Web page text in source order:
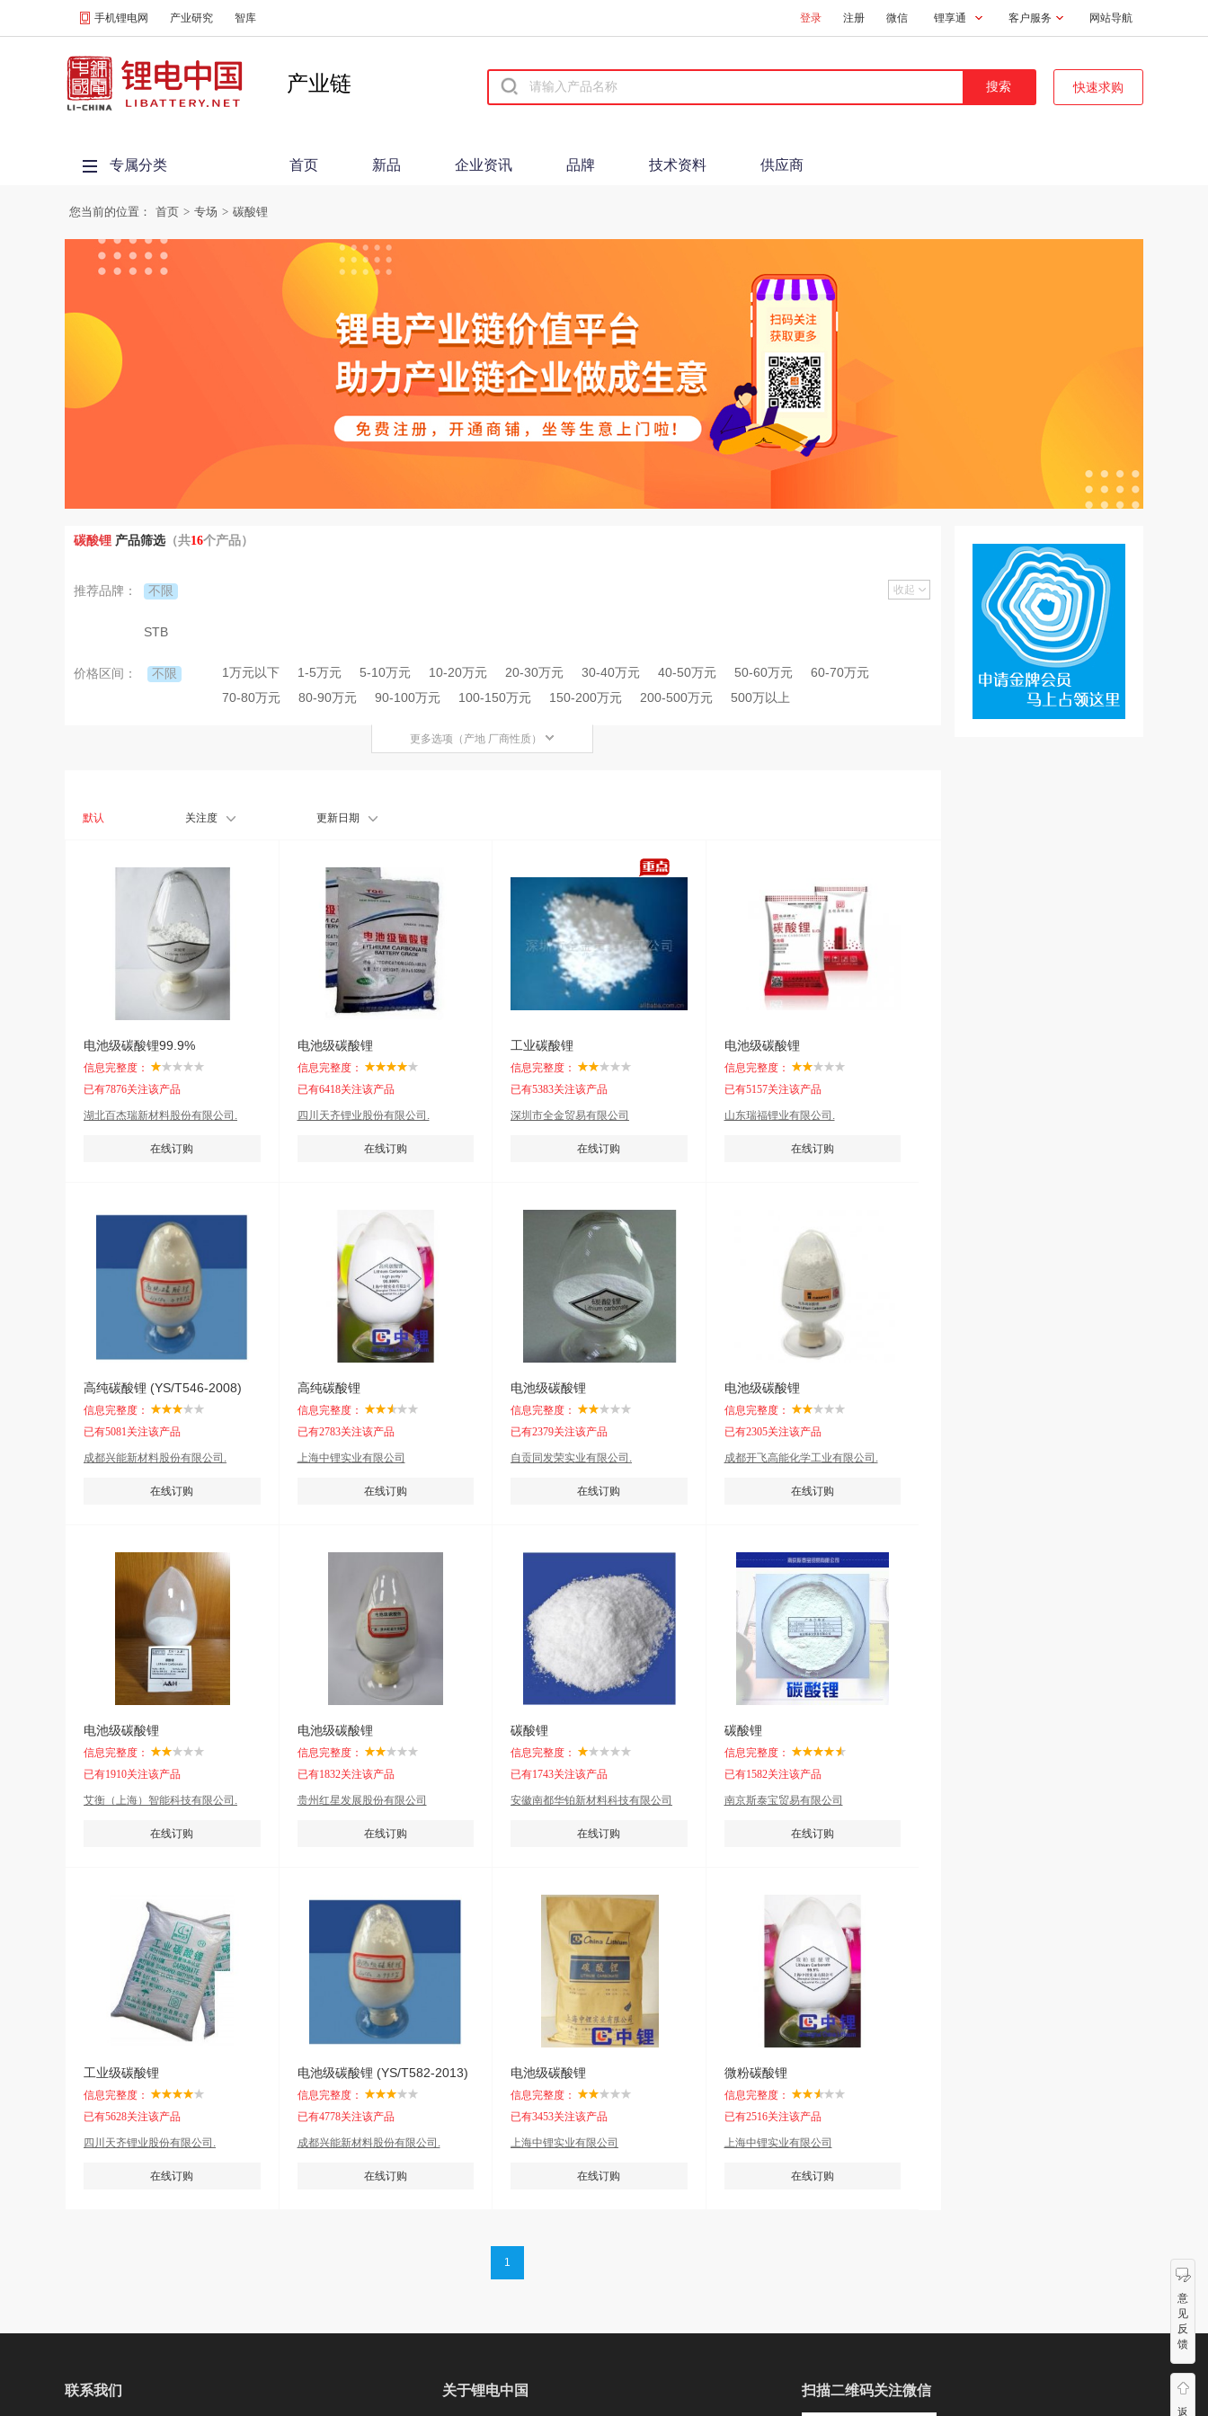
手机锂电网 产业研究 智库 登录 注册 微信 锂享通 客户服务 网站导航
产业链 快速求购
专属分类 首页 新品 企业资讯 品牌 技术资料 供应商
您当前的位置： 首页 > 专场 > 碳酸锂
碳酸锂 产品筛选（共16个产品）
推荐品牌： 不限 收起
STB
价格区间： 不限 1万元以下 1-5万元 5-10万元 10-20万元 20-30万元 30-40万元 40-50万元 50-60万元
60-70万元
70-80万元
80-90万元 90-100万元 100-150万元 150-200万元 200-500万元 500万以上
更多选项（产地 厂商性质）
默认 关注度 更新日期
电池级碳酸锂99.9%
信息完整度：
已有7876关注该产品
湖北百杰瑞新材料股份有限公司.
在线订购
电池级碳酸锂
信息完整度：
已有6418关注该产品
四川天齐锂业股份有限公司.
在线订购
工业碳酸锂
信息完整度：
已有5383关注该产品
深圳市全金贸易有限公司
在线订购
电池级碳酸锂
信息完整度：
已有5157关注该产品
山东瑞福锂业有限公司.
在线订购
高纯碳酸锂 (YS/T546-2008)
信息完整度：
已有5081关注该产品
成都兴能新材料股份有限公司.
在线订购
高纯碳酸锂
信息完整度：
已有2783关注该产品
上海中锂实业有限公司
在线订购
电池级碳酸锂
信息完整度：
已有2379关注该产品
自贡同发荣实业有限公司.
在线订购
电池级碳酸锂
信息完整度：
已有2305关注该产品
成都开飞高能化学工业有限公司.
在线订购
电池级碳酸锂
信息完整度：
已有1910关注该产品
艾衡（上海）智能科技有限公司.
在线订购
电池级碳酸锂
信息完整度：
已有1832关注该产品
贵州红星发展股份有限公司
在线订购
碳酸锂
信息完整度：
已有1743关注该产品
安徽南都华铂新材料科技有限公司
在线订购
碳酸锂
信息完整度：
已有1582关注该产品
南京斯泰宝贸易有限公司
在线订购
工业级碳酸锂
信息完整度：
已有5628关注该产品
四川天齐锂业股份有限公司.
在线订购
电池级碳酸锂 (YS/T582-2013)
信息完整度：
已有4778关注该产品
成都兴能新材料股份有限公司.
在线订购
电池级碳酸锂
信息完整度：
已有3453关注该产品
上海中锂实业有限公司
在线订购
微粉碳酸锂
信息完整度：
已有2516关注该产品
上海中锂实业有限公司
在线订购
1
联系我们 关于锂电中国 扫描二维码关注微信
意
见
反
馈
返